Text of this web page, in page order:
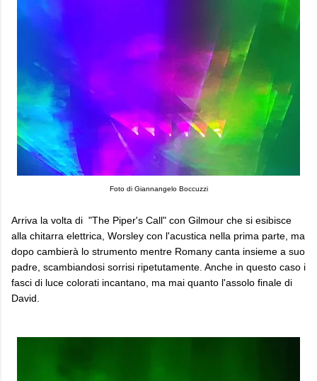
Foto di Giannangelo Boccuzzi
Arriva la volta di "The Piper's Call" con Gilmour che si esibisce
alla chitarra elettrica, Worsley con l'acustica nella prima parte, ma
dopo cambierà lo strumento mentre Romany canta insieme a suo
padre, scambiandosi sorrisi ripetutamente. Anche in questo caso i
fasci di luce colorati incantano, ma mai quanto l'assolo finale di
David.